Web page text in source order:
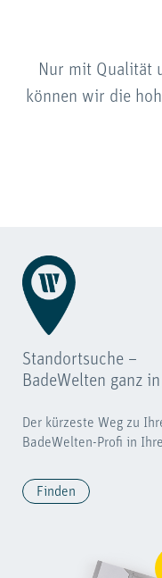
Nur mit Qualität
können wir die
Standortsuche –
BadeWelten ganz
Der kürzeste Weg zu
BadeWelten-Profi in
Finden